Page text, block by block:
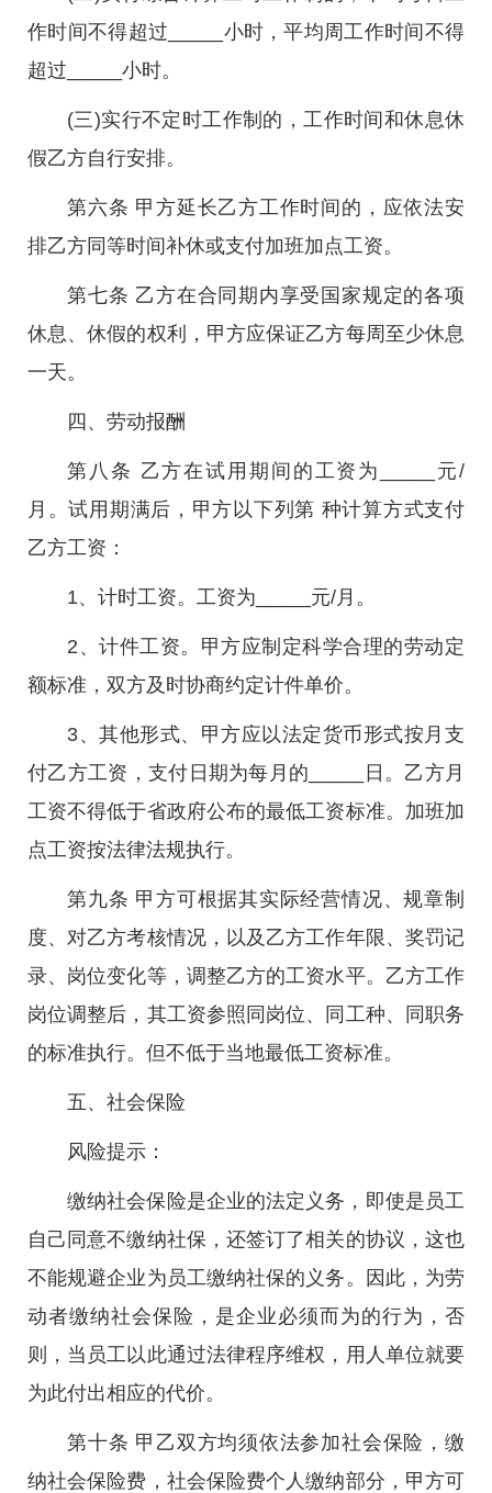
作时间不得超过_____小时，平均周工作时间不得
超过_____小时。
(三)实行不定时工作制的，工作时间和休息休
假乙方自行安排。
第六条 甲方延长乙方工作时间的，应依法安
排乙方同等时间补休或支付加班加点工资。
第七条 乙方在合同期内享受国家规定的各项
休息、休假的权利，甲方应保证乙方每周至少休息
一天。
四、劳动报酬
第八条 乙方在试用期间的工资为_____元/
月。试用期满后，甲方以下列第 种计算方式支付
乙方工资：
1、计时工资。工资为_____元/月。
2、计件工资。甲方应制定科学合理的劳动定
额标准，双方及时协商约定计件单价。
3、其他形式、甲方应以法定货币形式按月支
付乙方工资，支付日期为每月的_____日。乙方月
工资不得低于省政府公布的最低工资标准。加班加
点工资按法律法规执行。
第九条 甲方可根据其实际经营情况、规章制
度、对乙方考核情况，以及乙方工作年限、奖罚记
录、岗位变化等，调整乙方的工资水平。乙方工作
岗位调整后，其工资参照同岗位、同工种、同职务
的标准执行。但不低于当地最低工资标准。
五、社会保险
风险提示：
缴纳社会保险是企业的法定义务，即使是员工
自己同意不缴纳社保，还签订了相关的协议，这也
不能规避企业为员工缴纳社保的义务。因此，为劳
动者缴纳社会保险，是企业必须而为的行为，否
则，当员工以此通过法律程序维权，用人单位就要
为此付出相应的代价。
第十条 甲乙双方均须依法参加社会保险，缴
纳社会保险费，社会保险费个人缴纳部分，甲方可